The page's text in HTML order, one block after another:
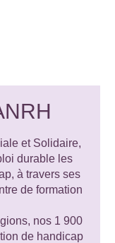
et Solidaire,
durable les
à travers ses
de formation
nos 1 900
de handicap